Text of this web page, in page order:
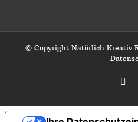
© Copyright Natürlich Kreativ